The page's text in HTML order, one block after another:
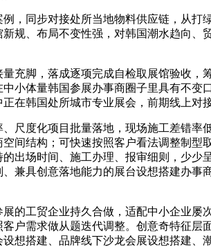
同步对接处所当地物料供应链，从打
规、布局不变性强，对韩国潮水趋向、
脚，落成逐项完成自检取展馆验收，
小体量韩国参展办事商圈子里具有不变
在韩国处所城市专业展会，前期线上对
度化项目批量落地，现场施工差错率
间结构；可快速按照客户看法调整制型
出场时间、施工办理、报审细则，少少
兼具创意落地能力的展台设想搭建办事
工贸企业持久合做，适配中小企业屡
户需求做从题迭代调整。创意奇特征层
想搭建、品牌线下沙龙会展设想搭建、